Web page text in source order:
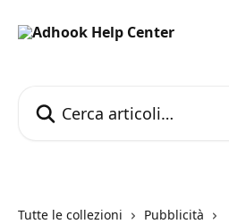
Tutte le collezioni
Pubblicità